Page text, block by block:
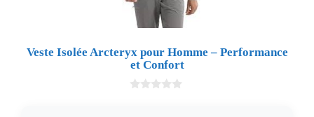
Veste Isolée Arcteryx pour Homme – Performance
et Confort